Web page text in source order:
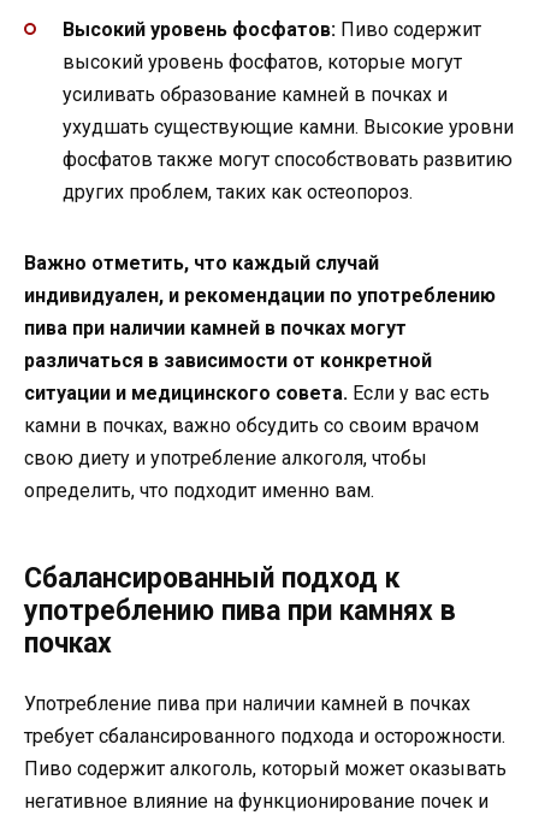
Высокий уровень фосфатов: Пиво содержит
высокий уровень фосфатов, которые могут
усиливать образование камней в почках и
ухудшать существующие камни. Высокие уровни
фосфатов также могут способствовать развитию
других проблем, таких как остеопороз.
Важно отметить, что каждый случай
индивидуален, и рекомендации по употреблению
пива при наличии камней в почках могут
различаться в зависимости от конкретной
ситуации и медицинского совета. Если у вас есть
камни в почках, важно обсудить со своим врачом
свою диету и употребление алкоголя, чтобы
определить, что подходит именно вам.
Сбалансированный подход к
употреблению пива при камнях в
почках
Употребление пива при наличии камней в почках
требует сбалансированного подхода и осторожности.
Пиво содержит алкоголь, который может оказывать
негативное влияние на функционирование почек и